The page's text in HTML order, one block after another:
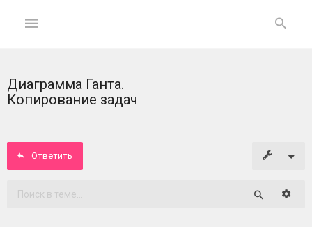
ГЛАВНАЯ
Вход
Диаграмма Ганта.
Копирование задач
Ответить